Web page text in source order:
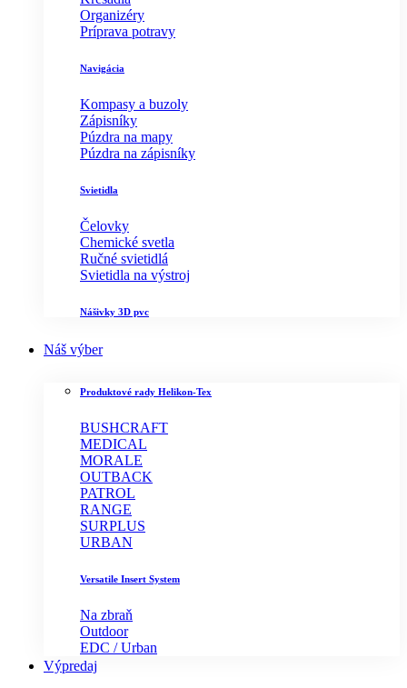
Organizéry
Príprava potravy
Navigácia
Kompasy a buzoly
Zápisníky
Púzdra na mapy
Púzdra na zápisníky
Svietidla
Čelovky
Chemické svetla
Ručné svietidlá
Svietidla na výstroj
Nášivky 3D pvc
Náš výber
Produktové rady Helikon-Tex
BUSHCRAFT
MEDICAL
MORALE
OUTBACK
PATROL
RANGE
SURPLUS
URBAN
Versatile Insert System
Na zbraň
Outdoor
EDC / Urban
Výpredaj